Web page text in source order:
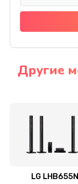
Ремонт /
Другие
LG